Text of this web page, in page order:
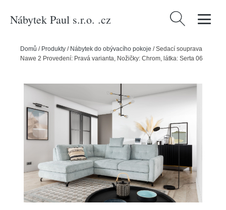
Nábytek Paul s.r.o. .cz Vyhledávání
Domů / Produkty / Nábytek do obývacího pokoje /Sedací souprava
Nawe 2 Provedení: Pravá varianta, Nožičky: Chrom, látka: Serta 06